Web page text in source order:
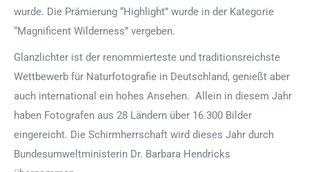
wurde. Die Prämierung “Highlight” wurde in der Kategorie
“Magnificent Wilderness” vergeben.
Glanzlichter ist der renommierteste und traditionsreichste
Wettbewerb für Naturfotografie in Deutschland, genießt aber
auch international ein hohes Ansehen. Allein in diesem Jahr
haben Fotografen aus 28 Ländern über 16.300 Bilder
eingereicht. Die Schirmherrschaft wird dieses Jahr durch
Bundesumweltministerin Dr. Barbara Hendricks